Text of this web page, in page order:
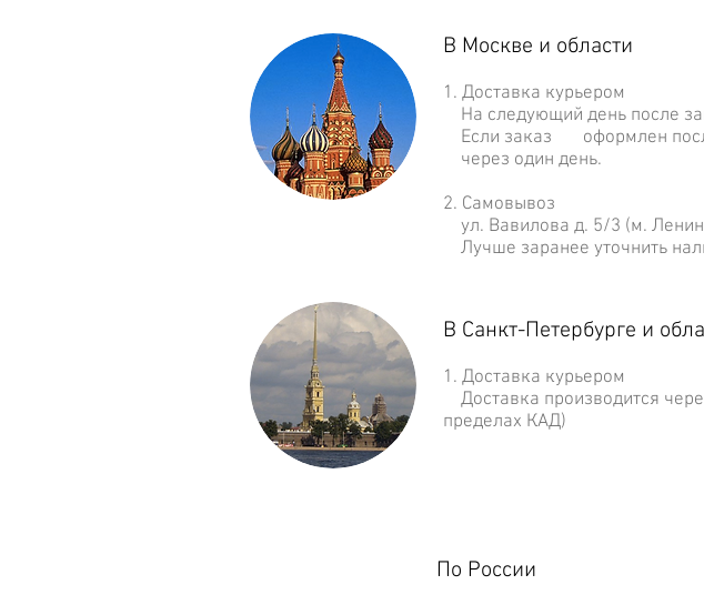
В Москве и области
1. Доставка курьером
На следующий день после
Если заказ оформлен
через один день.
2. Самовывоз
ул. Вавилова д. 5/3 (м.
Лучше заранее уточнить
В Санкт-Петербурге и
1. Доставка курьером
Доставка производится
пределах КАД)
По России